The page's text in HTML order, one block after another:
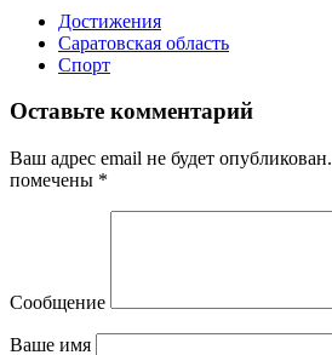
Достижения
Саратовская область
Спорт
Оставьте комментарий
Ваш адрес email не будет опубликован.
помечены *
Сообщение
Ваше имя